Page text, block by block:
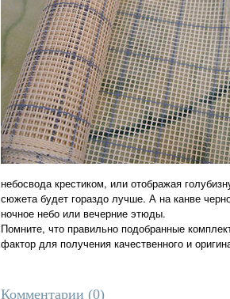
небосвода крестиком, или отображая
сюжета будет гораздо лучше. А на канве
ночное небо или вечерние этюды.
Помните, что правильно подобранные
фактор для получения качественного и
Комментарии (0)